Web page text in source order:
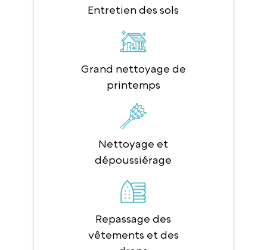
Entretien des sols
Grand nettoyage de
printemps
Nettoyage et
dépoussiérage
Repassage des
vêtements et des